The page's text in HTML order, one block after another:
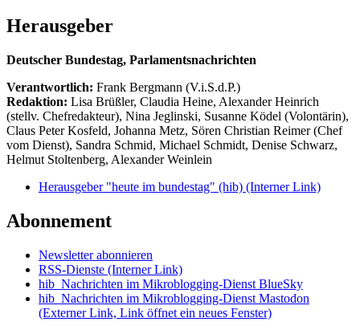
Herausgeber
Deutscher Bundestag, Parlamentsnachrichten
Verantwortlich: Frank Bergmann (V.i.S.d.P.)
Redaktion: Lisa Brüßler, Claudia Heine, Alexander Heinrich
(stellv. Chefredakteur), Nina Jeglinski, Susanne Ködel (Volontärin),
Claus Peter Kosfeld, Johanna Metz, Sören Christian Reimer (Chef
vom Dienst), Sandra Schmid, Michael Schmidt, Denise Schwarz,
Helmut Stoltenberg, Alexander Weinlein
Herausgeber "heute im bundestag" (hib) (Interner Link)
Abonnement
Newsletter abonnieren
RSS-Dienste (Interner Link)
hib_Nachrichten im Mikroblogging-Dienst BlueSky
hib_Nachrichten im Mikroblogging-Dienst Mastodon
(Externer Link, Link öffnet ein neues Fenster)